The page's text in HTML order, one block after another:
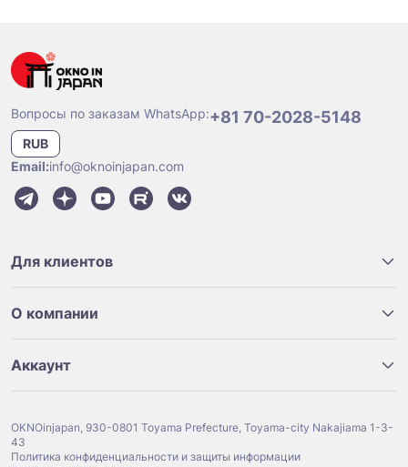
Вопросы по заказам WhatsApp:+81 70-2028-5148
RUB
Email:info@oknoinjapan.com
Для клиентов
О компании
Аккаунт
OKNOinjapan, 930-0801 Toyama Prefecture, Toyama-city Nakajiama 1-3-
43
Политика конфиденциальности и защиты информации